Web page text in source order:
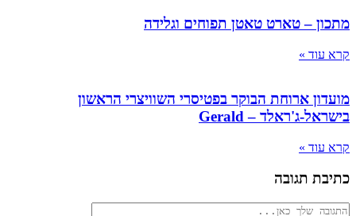
מתכון – טארט טאטן תפוחים וגלידה
קרא עוד »
מועדון ארוחת הבוקר בפטיסרי השוויצרי הראשון
בישראל-ג'ראלד – Gerald
קרא עוד »
כתיבת תגובה
להגיב